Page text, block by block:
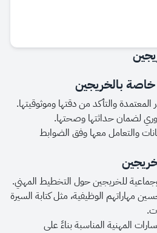
خاصة بالخريجين
والتأكد من دقتها وموثوقيتها.
لضمان حداثتها وصحتها.
والتعامل معها وفق الضوابط
للخريجين حول التخطيط المهني.
مهاراتهم الوظيفية، مثل كتابة السيرة
المهنية المناسبة بناءً على